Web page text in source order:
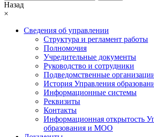
Назад
×
Сведения об управлении
Структура и регламент работы
Полномочия
Учредительные документы
Руководство и сотрудники
Подведомственные
История Управления
Информационные системы
Реквизиты
Контакты
Информационная открытость
образования и МОО